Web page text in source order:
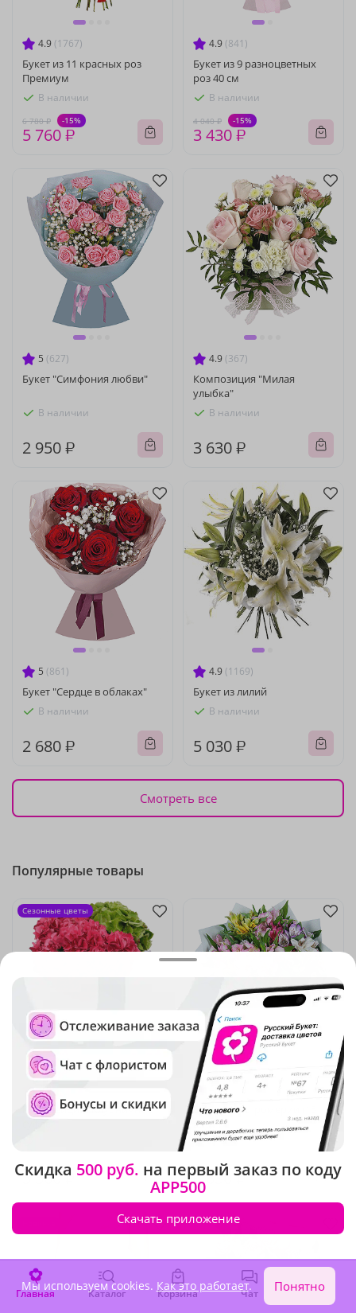
4.9 (1767)
Букет из 11 красных роз
Премиум
В наличии
6 780 ₽ -15%
5 760 ₽
4.9 (841)
Букет из 9 разноцветных
роз 40 см
В наличии
4 040 ₽ -15%
3 430 ₽
5 (627)
Букет "Симфония любви"
В наличии
2 950 ₽
4.9 (367)
Композиция "Милая
улыбка"
В наличии
3 630 ₽
5 (861)
Букет "Сердце в облаках"
В наличии
2 680 ₽
4.9 (1169)
Букет из лилий
В наличии
5 030 ₽
Смотреть все
Популярные товары
4.9(53)
Композиция "Клубничное
суфле"
5 560 ₽
Сезонные цветы
4.9(2756)
Букет "Альстромерии (15
шт.)"
В наличии
6 630 ₽
Главная Каталог Корзина Чат Войти
Скидка 500 руб. на первый заказ по коду
APP500
Скачать приложение
Мы используем cookies. Как это работает. Понятно